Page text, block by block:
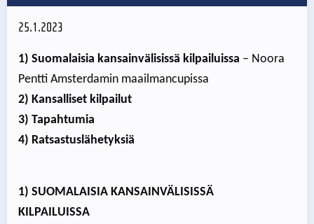
25.1.2023
1) Suomalaisia kansainvälisissä kilpailuissa – Noora
Pentti Amsterdamin maailmancupissa
2) Kansalliset kilpailut
3) Tapahtumia
4) Ratsastuslähetyksiä
1) SUOMALAISIA KANSAINVÄLISISSÄ
KILPAILUISSA